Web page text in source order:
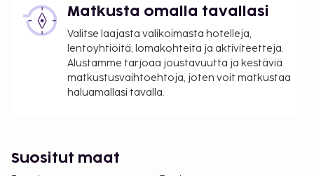
Tässä on mainittu kaikki majoituspaikan meille
ilmoittamat maksut.
Maksu mannermaisesta aamiaisesta: noin 7–16
EUR aikuisille ja 7–16 EUR lapsille
Vauvansänky: 30.0 EUR per yö
Kansallisten määräysten vuoksi käteismaksut
Matkusta omalla tavallasi
Valitse laajasta valikoimasta hotelleja,
lentoyhtiöitä, lomakohteita ja aktiviteetteja.
Alustamme tarjoaa joustavuutta ja kestäviä
matkustusvaihtoehtoja, joten voit matkustaa
haluamallasi tavalla.
Suositut maat